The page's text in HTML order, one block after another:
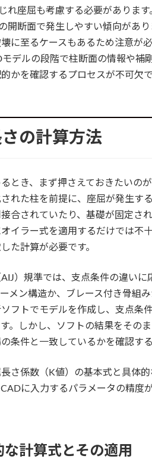
れ座屈も考慮する必要がありま
開断面で発生しやすい傾向があ
に至るケースもあるため注意が必
モデルの段階で柱断面の情報や補
かを確認するプロセスが不可欠で
の計算方法
とき、まず押さえておきたいの
れた柱を前提に、座屈が発生す
合されていたり、基礎が固定さ
イラー式を適用するだけでは不
た計算が必要です。
AIJ）規準では、支点条件の違い
メン構造か、ブレース付き骨組
フトでモデルを作成し、支点条
。しかし、ソフトの結果をその
条件と一致しているかを確認す
さ係数（K値）の基本式と具体
に入力するパラメータの精度
な計算式とその適用